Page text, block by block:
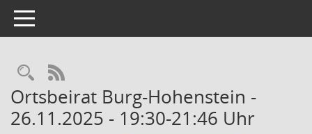
Toggle navigation
Rechercheauswahl
RSS-Feed
Ortsbeirat Burg-Hohenstein -
26.11.2025 - 19:30-21:46 Uhr